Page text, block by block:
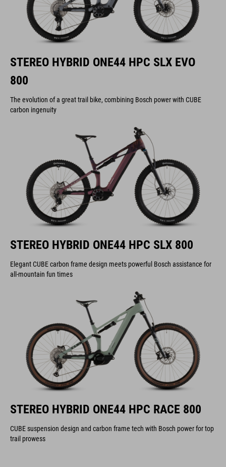
STEREO HYBRID ONE44 HPC SLX EVO
800
The evolution of a great trail bike, combining Bosch power with CUBE
carbon ingenuity
STEREO HYBRID ONE44 HPC SLX 800
Elegant CUBE carbon frame design meets powerful Bosch assistance for
all-mountain fun times
STEREO HYBRID ONE44 HPC RACE 800
CUBE suspension design and carbon frame tech with Bosch power for top
trail prowess